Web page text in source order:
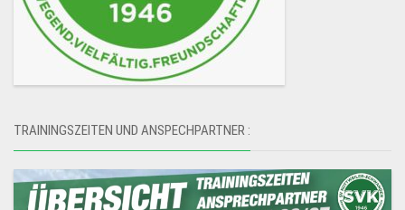
TRAININGSZEITEN UND ANSPECHPARTNER :